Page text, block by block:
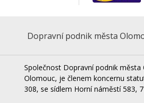
Dopravní podnik města
Společnost Dopravní podnik města
Olomouc, je členem koncernu
308, se sídlem Horní náměstí 583,